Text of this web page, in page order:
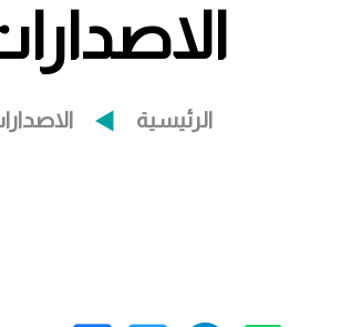
الرئيسية